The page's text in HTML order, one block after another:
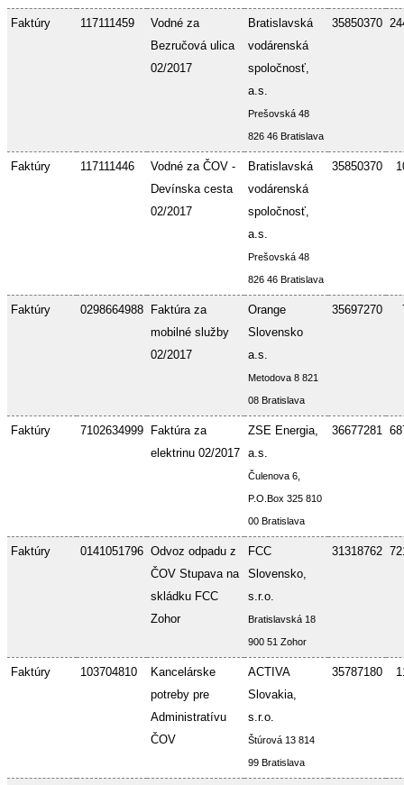
Faktúry 117111459
Vodné za
Bezručová ulica
02/2017
Bratislavská
vodárenská
spoločnosť,
a.s.
Prešovská 48
826 46 Bratislava
35850370
Faktúry 117111446
Vodné za ČOV -
Devínska cesta
02/2017
Bratislavská
vodárenská
spoločnosť,
a.s.
Prešovská 48
826 46 Bratislava
35850370
Faktúry 0298664988
Faktúra za
mobilné služby
02/2017
Orange
Slovensko
a.s.
Metodova 8 821
08 Bratislava
35697270
Faktúry 7102634999
Faktúra za
elektrinu 02/2017
ZSE Energia,
a.s.
Čulenova 6,
P.O.Box 325 810
00 Bratislava
36677281
Faktúry 0141051796 Odvoz odpadu z
ČOV Stupava na
skládku FCC
Zohor
FCC
Slovensko,
s.r.o.
Bratislavská 18
900 51 Zohor
31318762
Faktúry 103704810
Kancelárske
potreby pre
Administratívu
ČOV
ACTIVA
Slovakia,
s.r.o.
Štúrová 13 814
99 Bratislava
35787180